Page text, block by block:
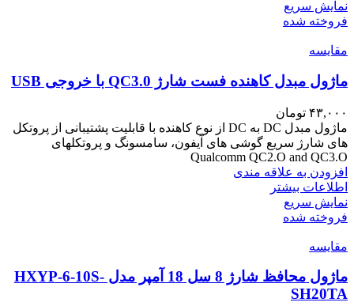
نمایش سریع
فروخته شده
مقايسه
ماژول مبدل کاهنده فست شارژ QC3.0 با خروجی USB
۴۳,۰۰۰ تومان
ماژول مبدل DC به DC از نوع کاهنده با قابلیت پشتیبانی از پروتکل
های شارژ سریع گوشی های آیفون، سامسونگ و پروتکلهای
Qualcomm QC2.O and QC3.O
افزودن به علاقه مندی
اطلاعات بیشتر
نمایش سریع
فروخته شده
مقايسه
ماژول محافظ شارژ 8 سل 18 آمپر مدل HXYP-6-10S-
SH20TA